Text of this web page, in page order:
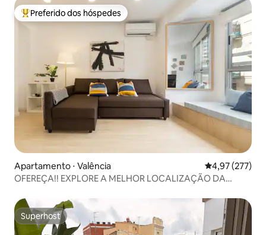
Entre os melhores preferidos dos hóspedes
Preferido dos hóspedes
Apartamento ⋅ Valência 4,97 de uma
4,97 (277)
OFEREÇA!! EXPLORE A MELHOR LOCALIZAÇÃO DA
Superhost
Superhost